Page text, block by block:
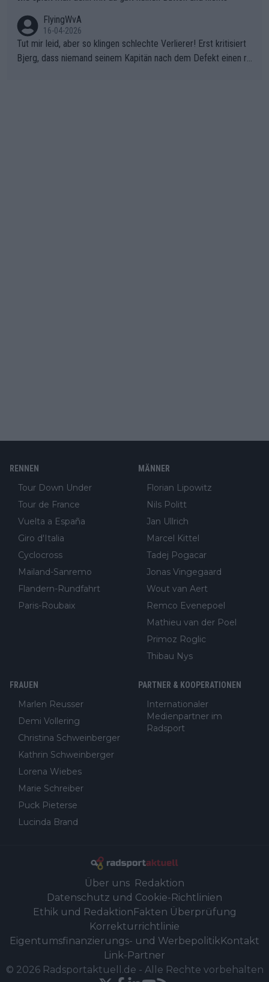
FlyingWvA
16-04-2026
Tut mir leid, aber so klingen schlechte Verlierer! Erst kritisiert
Bjerg, dass niemand seinem Kapitän nach dem Defekt einen ro
RENNEN
Tour Down Under
Tour de France
Vuelta a España
Giro d'Italia
Cyclocross
Mailand-Sanremo
Flandern-Rundfahrt
Paris-Roubaix
MÄNNER
Florian Lipowitz
Nils Politt
Jan Ullrich
Marcel Kittel
Tadej Pogacar
Jonas Vingegaard
Wout van Aert
Remco Evenepoel
Mathieu van der Poel
Primoz Roglic
Thibau Nys
FRAUEN
Marlen Reusser
Demi Vollering
Christina Schweinberger
Kathrin Schweinberger
Lorena Wiebes
Marie Schreiber
Puck Pieterse
Lucinda Brand
PARTNER & KOOPERATIONEN
Internationaler
Medienpartner im
Radsport
Über uns Redaktion
Datenschutz und Cookie-Richtlinien
Ethik und Redaktion Fakten Überprüfung
Korrekturrichtlinie
Eigentumsfinanzierungs- und WerbepolitikKontakt
Link-Partner
© 2026 Radsportaktuell.de - Alle Rechte vorbehalten